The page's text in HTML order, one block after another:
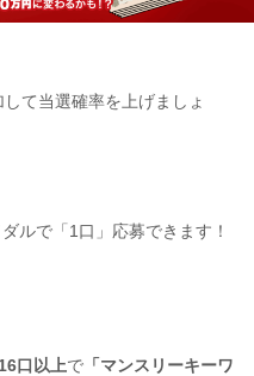
て当選確率を上げましょ
ダルで「1口」応募できます！
口以上で「マンスリーキーワ